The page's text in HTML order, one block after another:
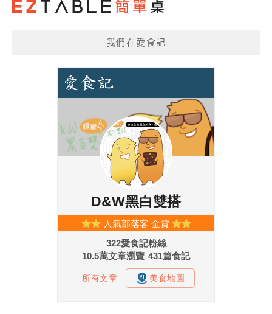
我們在愛食記